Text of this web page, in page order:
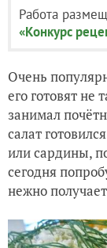
Работа
«Конкурс
Очень
его готовят не
занимал
салат
или сардины,
сегодня
нежно